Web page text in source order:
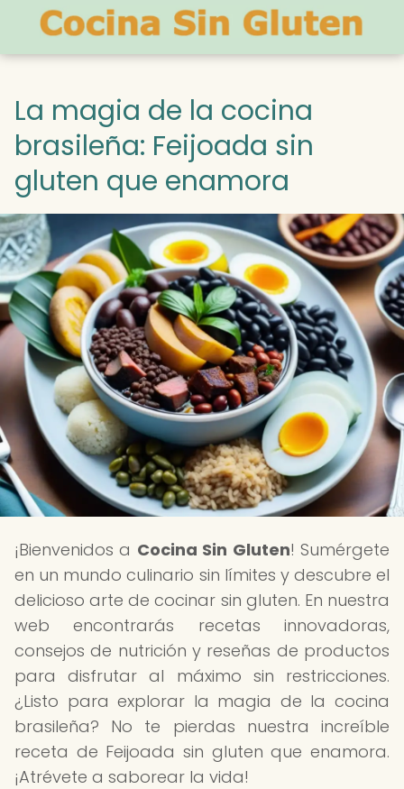
La magia de la cocina
brasileña: Feijoada sin
gluten que enamora
¡Bienvenidos a Cocina Sin Gluten! Sumérgete
en un mundo culinario sin límites y descubre el
delicioso arte de cocinar sin gluten. En nuestra
web encontrarás recetas innovadoras,
consejos de nutrición y reseñas de productos
para disfrutar al máximo sin restricciones.
¿Listo para explorar la magia de la cocina
brasileña? No te pierdas nuestra increíble
receta de Feijoada sin gluten que enamora.
¡Atrévete a saborear la vida!